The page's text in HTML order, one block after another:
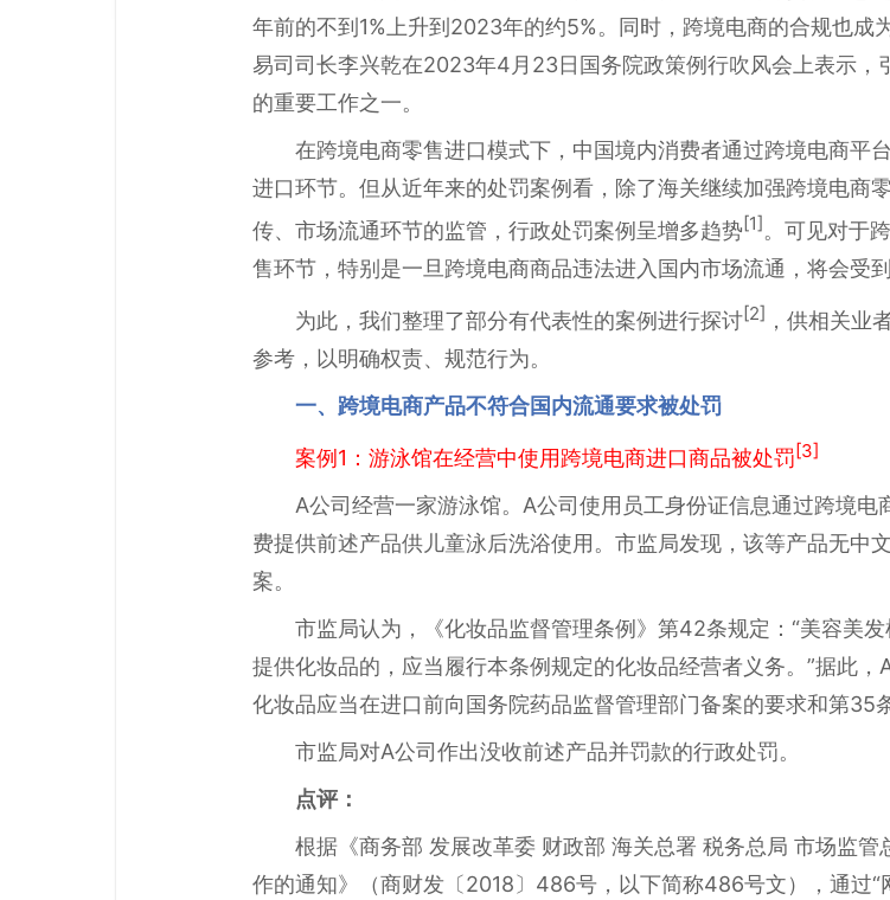
年前的不到1%上升到2023年的约5%。同时，跨境电商的合规也成
易司司长李兴乾在2023年4月23日国务院政策例行吹风会上表示，
的重要工作之一。
在跨境电商零售进口模式下，中国境内消费者通过跨境电商平
进口环节。但从近年来的处罚案例看，除了海关继续加强跨境电商
传、市场流通环节的监管，行政处罚案例呈增多趋势[1]。可见对于
售环节，特别是一旦跨境电商商品违法进入国内市场流通，将会受
为此，我们整理了部分有代表性的案例进行探讨[2] ，供相关业
参考，以明确权责、规范行为。
一、跨境电商产品不符合国内流通要求被处罚
案例1：游泳馆在经营中使用跨境电商进口商品被处罚[3]
A公司经营一家游泳馆。A公司使用员工身份证信息通过跨境
费提供前述产品供儿童泳后洗浴使用。市监局发现，该等产品无中
案。
市监局认为，《化妆品监督管理条例》第42条规定：“美容美
提供化妆品的，应当履行本条例规定的化妆品经营者义务。”据此
化妆品应当在进口前向国务院药品监督管理部门备案的要求和第35
市监局对A公司作出没收前述产品并罚款的行政处罚。
点评：
根据《商务部 发展改革委 财政部 海关总署 税务总局 市场监
作的通知》（商财发〔2018〕486号，以下简称486号文），通过“